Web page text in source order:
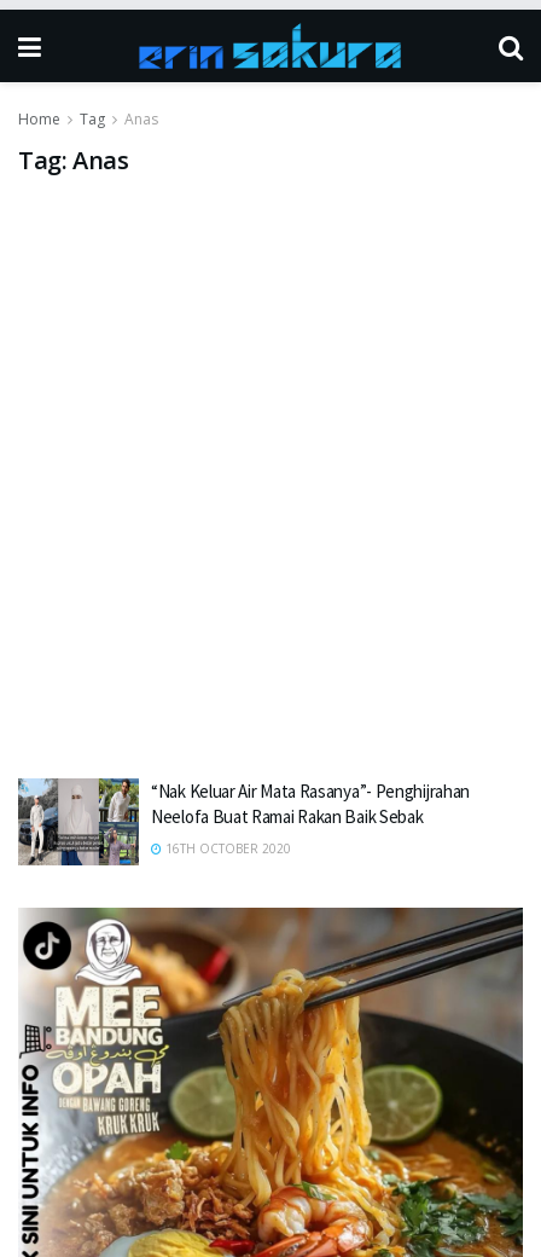
Home Tag Anas
Tag:Anas
“Nak Keluar Air Mata Rasanya”- Penghijrahan
Neelofa Buat Ramai Rakan Baik Sebak
16TH OCTOBER 2020